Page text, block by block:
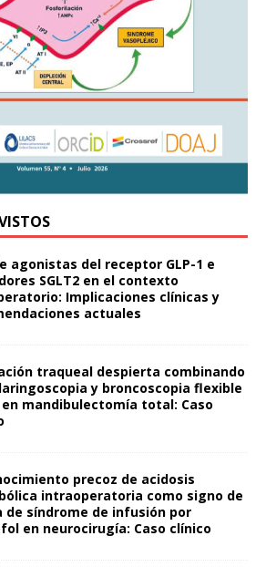
agonistas del receptor GLP-1 e
SGLT2 en el contexto
Implicaciones clínicas y
actuales
traqueal despierta combinando
y broncoscopia flexible
mandibulectomía total: Caso
precoz de acidosis
intraoperatoria como signo de
de síndrome de infusión por
en neurocirugía: Caso clínico